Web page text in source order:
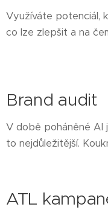
Využíváte potenciál,
co lze zlepšit a na
Brand audit
V době poháněné AI
to nejdůležitější.
ATL